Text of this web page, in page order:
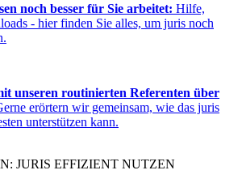
noch besser für Sie arbeitet: Hilfe,
- hier finden Sie alles, um juris noch
unseren routinierten Referenten über
erörtern wir gemeinsam, wie das juris
unterstützen kann.
JURIS EFFIZIENT NUTZEN